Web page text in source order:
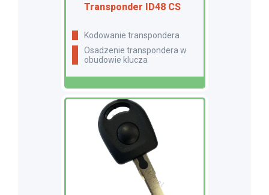
Transponder ID48 CS
Kodowanie transpondera
Osadzenie transpondera w
obudowie klucza